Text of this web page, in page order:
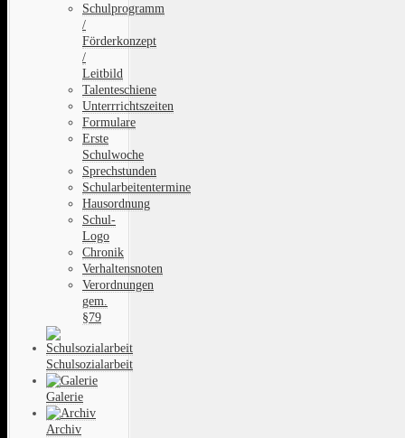
Schulprogramm
/
Förderkonzept
/
Leitbild
Talenteschiene
Unterrrichtszeiten
Formulare
Erste
Schulwoche
Sprechstunden
Schularbeitentermine
Hausordnung
Schul-
Logo
Chronik
Verhaltensnoten
Verordnungen
gem.
§79
Schulsozialarbeit
Galerie
Archiv